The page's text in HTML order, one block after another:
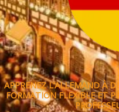
APPRENEZ L’ALLEMAND À
FORMATION FLEXIBLE ET